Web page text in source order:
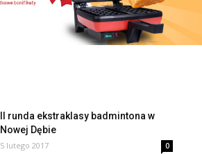
II runda ekstraklasy badmintona w
Nowej Dębie
5 lutego 2017 0